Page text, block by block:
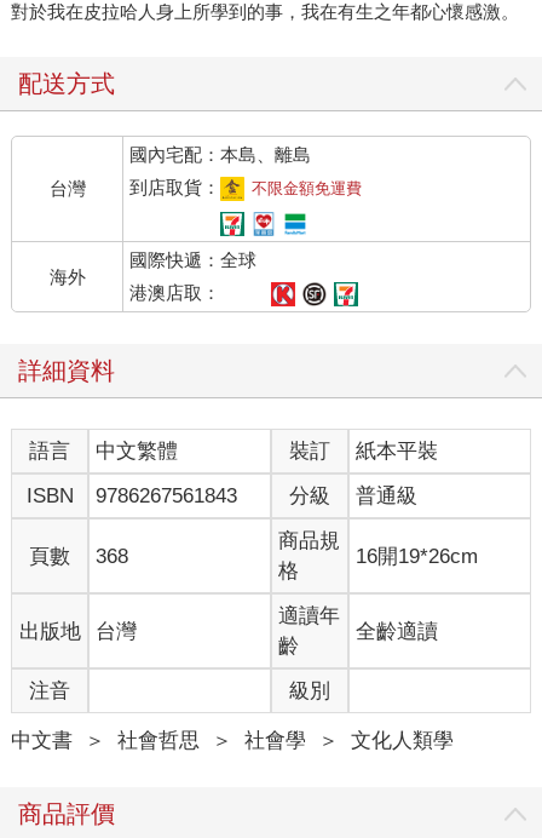
對於我在皮拉哈人身上所學到的事，我在有生之年都心懷感激。
配送方式
台灣
國內宅配：本島、離島
到店取貨：
不限金額免運費
海外
國際快遞：全球
港澳店取：
詳細資料
語言 中文繁體 裝訂
紙本平裝
ISBN
9786267561843 分級 普通級
頁數 368
商品規
格
16開19*26cm
出版地 台灣
適讀年
齡
全齡適讀
注音 級別
中文書 ＞ 社會哲思 ＞ 社會學 ＞ 文化人類學
商品評價